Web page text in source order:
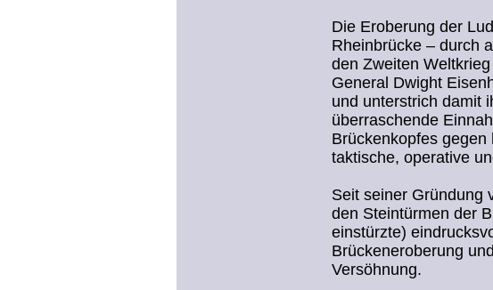
Die Eroberung der
Rheinbrücke – durch
den Zweiten
General Dwight
und unterstrich damit
überraschende
Brückenkopfes
taktische, operative
Seit seiner Gründung
den Steintürmen der
einstürzte)
Brückeneroberung
Versöhnung.